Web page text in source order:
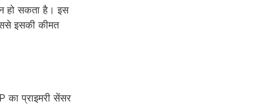
हो सकता है। इस
इसकी कीमत
प्राइमरी सेंसर